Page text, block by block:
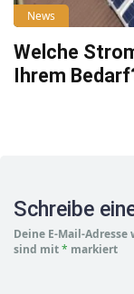
News
Welche
Ihrem
Schreibe
Deine E-Mail-
sind mit* markiert